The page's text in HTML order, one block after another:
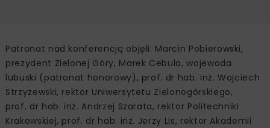
Patronat nad konferencją objęli: Marcin Pobierowski,
prezydent Zielonej Góry, Marek Cebula, wojewoda
lubuski (patronat honorowy), prof. dr hab. inż. Wojciech
Strzyżewski, rektor Uniwersytetu Zielonogórskiego,
prof. dr hab. inż. Andrzej Szarata, rektor Politechniki
Krakowskiej, prof. dr hab. inż. Jerzy Lis, rektor Akademii